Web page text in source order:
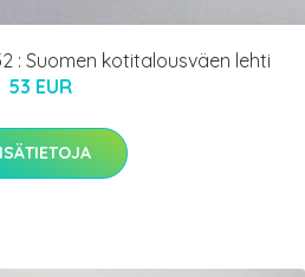
: Suomen kotitalousväen lehti
53 EUR